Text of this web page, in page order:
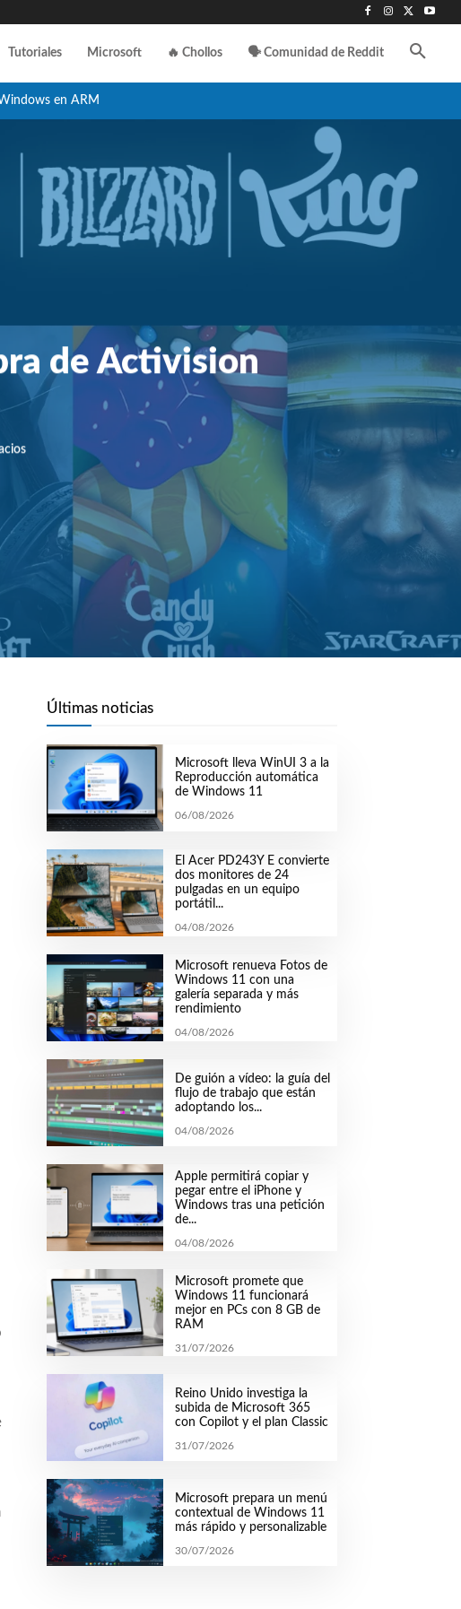
Tutoriales Microsoft 🔥 Chollos 🗣️ Comunidad de Reddit
en ARM
de Activision
Últimas noticias
Microsoft lleva WinUI 3 a la
Reproducción automática
de Windows 11
06/08/2026
El Acer PD243Y E convierte
dos monitores de 24
pulgadas en un equipo
portátil...
04/08/2026
Microsoft renueva Fotos de
Windows 11 con una
galería separada y más
rendimiento
04/08/2026
De guión a vídeo: la guía del
flujo de trabajo que están
adoptando los...
04/08/2026
Apple permitirá copiar y
pegar entre el iPhone y
Windows tras una petición
de...
04/08/2026
Microsoft promete que
Windows 11 funcionará
mejor en PCs con 8 GB de
RAM
31/07/2026
Reino Unido investiga la
subida de Microsoft 365
con Copilot y el plan Classic
31/07/2026
Microsoft prepara un menú
contextual de Windows 11
más rápido y personalizable
30/07/2026